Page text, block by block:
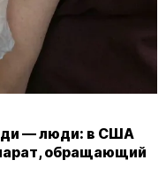
— люди: в США
обращающий